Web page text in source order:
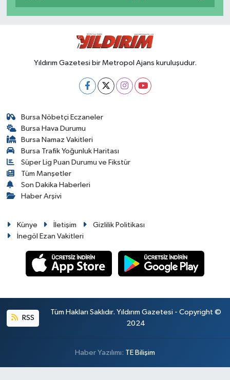
Yıldırım Gazetesi bir Metropol Ajans kuruluşudur.
Bursa Nöbetçi Eczaneler
Bursa Hava Durumu
Bursa Namaz Vakitleri
Bursa Trafik Yoğunluk Haritası
Süper Lig Puan Durumu ve Fikstür
Tüm Manşetler
Son Dakika Haberleri
Haber Arşivi
Künye İletişim
Gizlilik Politikası
İnegöl Ezan Vakitleri
RSS
Tüm Hakları Saklıdır. Yıldırım Gazetesi - Copyright ©
2024
Haber Yazılımı: TE Bilişim